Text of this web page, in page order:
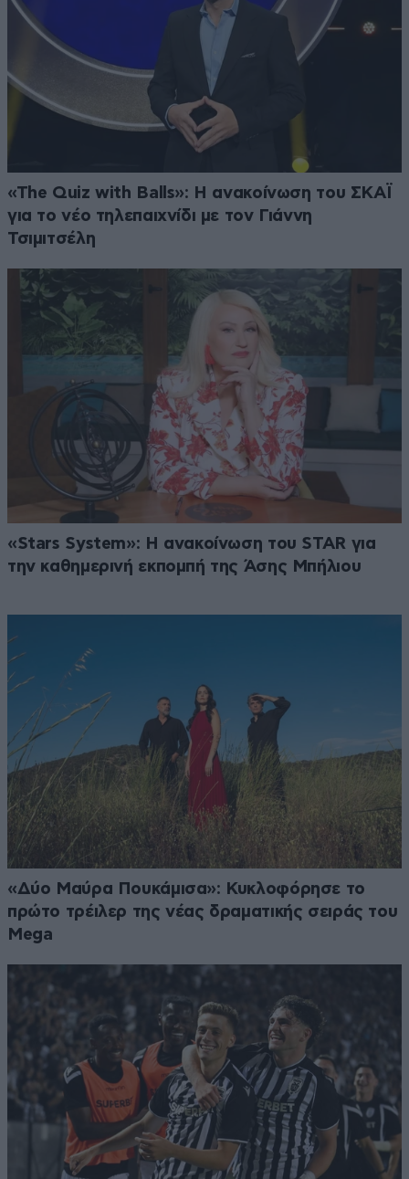
«The Quiz with Balls»: Η ανακοίνωση του ΣΚΑΪ
για το νέο τηλεπαιχνίδι με τον Γιάννη
Τσιμιτσέλη
«Stars System»: Η ανακοίνωση του STAR για
την καθημερινή εκπομπή της Άσης Μπήλιου
«Δύο Μαύρα Πουκάμισα»: Κυκλοφόρησε το
πρώτο τρέιλερ της νέας δραματικής σειράς του
Mega